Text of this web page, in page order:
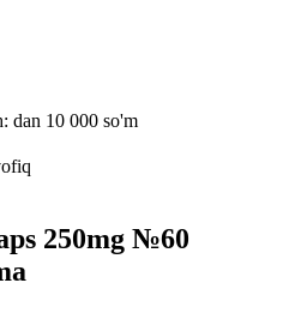
dan 10 000 so'm
250mg №60